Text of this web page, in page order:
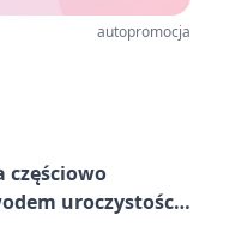
autopromocja
częściowo
uroczystości